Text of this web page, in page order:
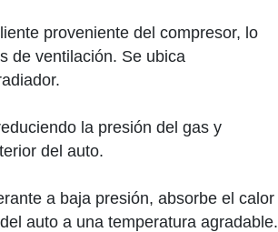
proveniente del compresor, lo
de ventilación. Se ubica
la presión del gas y
del auto.
a baja presión, absorbe el calor
auto a una temperatura agradable.